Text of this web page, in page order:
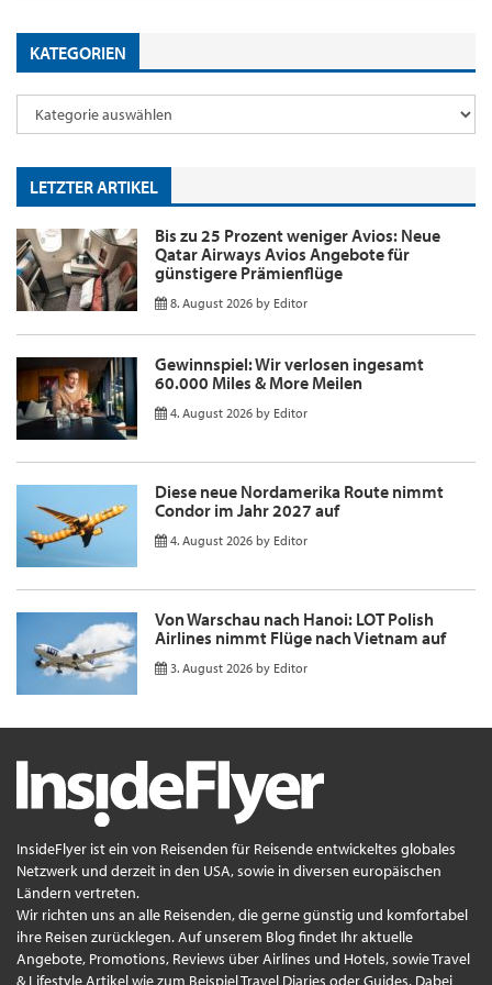
KATEGORIEN
LETZTER ARTIKEL
Bis zu 25 Prozent weniger Avios: Neue
Qatar Airways Avios Angebote für
günstigere Prämienflüge
8. August 2026 by Editor
Gewinnspiel: Wir verlosen ingesamt
60.000 Miles & More Meilen
4. August 2026 by Editor
Diese neue Nordamerika Route nimmt
Condor im Jahr 2027 auf
4. August 2026 by Editor
Von Warschau nach Hanoi: LOT Polish
Airlines nimmt Flüge nach Vietnam auf
3. August 2026 by Editor
InsideFlyer ist ein von Reisenden für Reisende entwickeltes globales
Netzwerk und derzeit in den USA, sowie in diversen europäischen
Ländern vertreten.
Wir richten uns an alle Reisenden, die gerne günstig und komfortabel
ihre Reisen zurücklegen. Auf unserem Blog findet Ihr aktuelle
Angebote, Promotions, Reviews über Airlines und Hotels, sowie Travel
& Lifestyle Artikel wie zum Beispiel Travel Diaries oder Guides. Dabei